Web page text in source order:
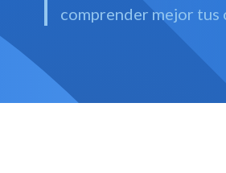
comprender mejor tus